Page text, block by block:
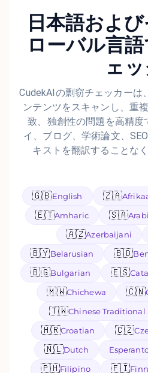
日本語およ
ローバル言
ェッ
CudekAIの剽窃チェッカーは
ンテンツをスキャンし、重
致、独創性の問題を高精度
イ、ブログ、学術論文、
キストを翻訳することな
🇬🇧English 🇿🇦
🇪🇹Amharic 🇸🇦
🇦🇿Azerbaijani
🇧🇾Belarusian 🇧🇩
🇧🇬Bulgarian 🇪🇸
🇲🇼Chichewa 🇨🇳
🇹🇼Chinese Traditional
🇭🇷Croatian 🇨🇿
🇳🇱Dutch
🇵🇭Filipino 🇫🇮